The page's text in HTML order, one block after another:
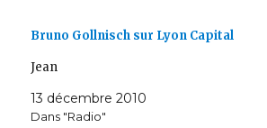
Bruno Gollnisch sur Lyon Capital
Jean
13 décembre 2010
Dans "Radio"